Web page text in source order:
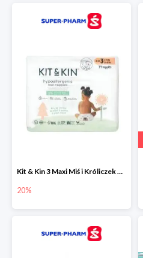
Kit & Kin 3 Maxi Miś i Króliczek pieluchy jednorazowe dla dzieci
20%